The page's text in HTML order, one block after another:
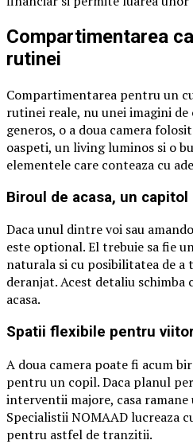
Compartimentarea
rutinei
Compartimentarea pentru un
rutinei reale, nu unei imagini
generos, o a doua camera
oaspeti, un living luminos si o
elementele care conteaza cu
Biroul de acasa, un
Daca unul dintre voi sau
este optional. El trebuie sa fie
naturala si cu posibilitatea de a
deranjat. Acest detaliu
acasa.
Spatii flexibile pentru
A doua camera poate fi acum
pentru un copil. Daca planul
interventii majore, casa ramane
Specialistii NOMAAD lucreaza
pentru astfel de tranzitii.